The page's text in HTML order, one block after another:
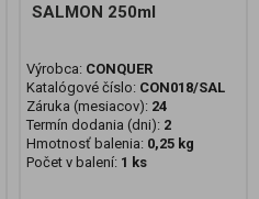
SALMON 250ml
Výrobca: CONQUER
Katalógové číslo: CON018/SAL
Záruka (mesiacov): 24
Termín dodania (dni): 2
Hmotnosť balenia: 0,25 kg
Počet v balení: 1 ks